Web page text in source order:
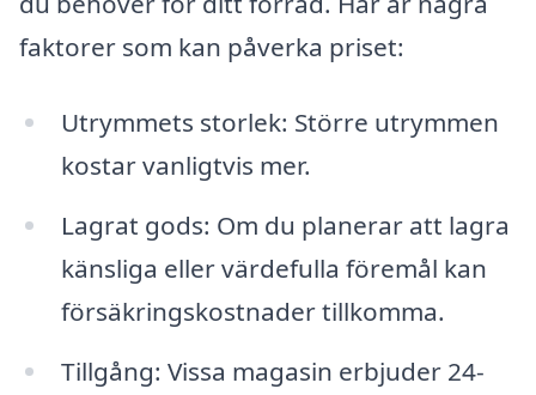
faktorer som kan påverka priset:
Utrymmets storlek: Större utrymmen
kostar vanligtvis mer.
Lagrat gods: Om du planerar att lagra
känsliga eller värdefulla föremål kan
försäkringskostnader tillkomma.
Tillgång: Vissa magasin erbjuder 24-